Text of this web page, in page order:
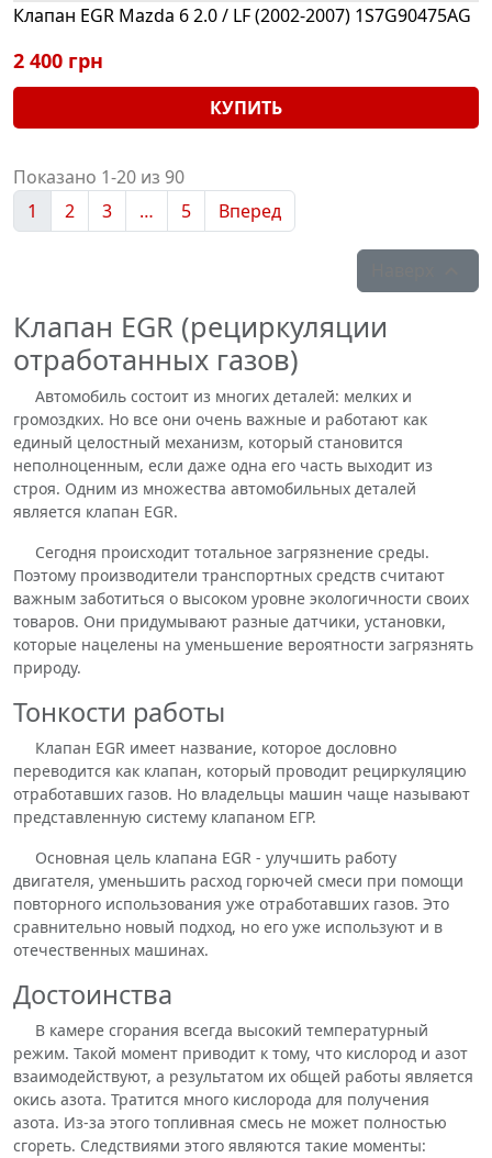
Клапан EGR Mazda 6 2.0 / LF (2002-2007) 1S7G90475AG
2 400 грн
КУПИТЬ
Показано 1-20 из 90
1
2 3 … 5 Вперед
Клапан EGR (рециркуляции
отработанных газов)
Автомобиль состоит из многих деталей: мелких и
громоздких. Но все они очень важные и работают как
единый целостный механизм, который становится
неполноценным, если даже одна его часть выходит из
строя. Одним из множества автомобильных деталей
является клапан EGR.
Сегодня происходит тотальное загрязнение среды.
Поэтому производители транспортных средств считают
важным заботиться о высоком уровне экологичности своих
товаров. Они придумывают разные датчики, установки,
которые нацелены на уменьшение вероятности загрязнять
природу.
Тонкости работы
Клапан EGR имеет название, которое дословно
переводится как клапан, который проводит рециркуляцию
отработавших газов. Но владельцы машин чаще называют
представленную систему клапаном ЕГР.
Основная цель клапана EGR - улучшить работу
двигателя, уменьшить расход горючей смеси при помощи
повторного использования уже отработавших газов. Это
сравнительно новый подход, но его уже используют и в
отечественных машинах.
Достоинства
В камере сгорания всегда высокий температурный
режим. Такой момент приводит к тому, что кислород и азот
взаимодействуют, а результатом их общей работы является
окись азота. Тратится много кислорода для получения
азота. Из-за этого топливная смесь не может полностью
сгореть. Следствиями этого являются такие моменты: